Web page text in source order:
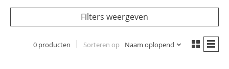
Filters weergeven
0 producten Sorteren op Naam oplopend